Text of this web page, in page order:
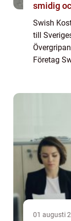
smidig
Swish
till
Företag
01 augusti